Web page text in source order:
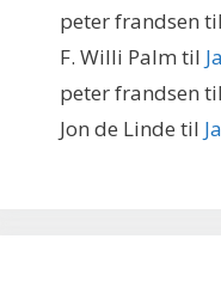
peter frandsen til
F. Willi Palm til
peter frandsen til
Jon de Linde til